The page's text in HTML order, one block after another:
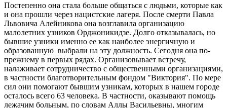
Постепенно она стала больше общаться с людьми, которые как
и она прошли через нацистские лагеря. После смерти Павла
Львовича Алейникова она возглавила организацию
малолетних узников Орджоникидзе. Долго отказывалась, но
бывшие узники именно ее как наиболее энергичную и
образованную выбрали на эту должность. Сегодня она по-
прежнему в первых рядах. Организовывает встречу,
налаживает сотрудничество с общественными организациями,
в частности благотворительным фондом "Виктория". По мере
сил они помогают бывшим узникам, которых в нашем городе
осталось всего 63 человека. В частности, оказывают помощь
лежачим больным, по словам Аллы Васильевны, многим